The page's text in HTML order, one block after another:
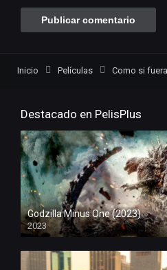
Inicio Películas Como si
Destacado en PelisPlus
Godzilla Minus One (2023)
2023